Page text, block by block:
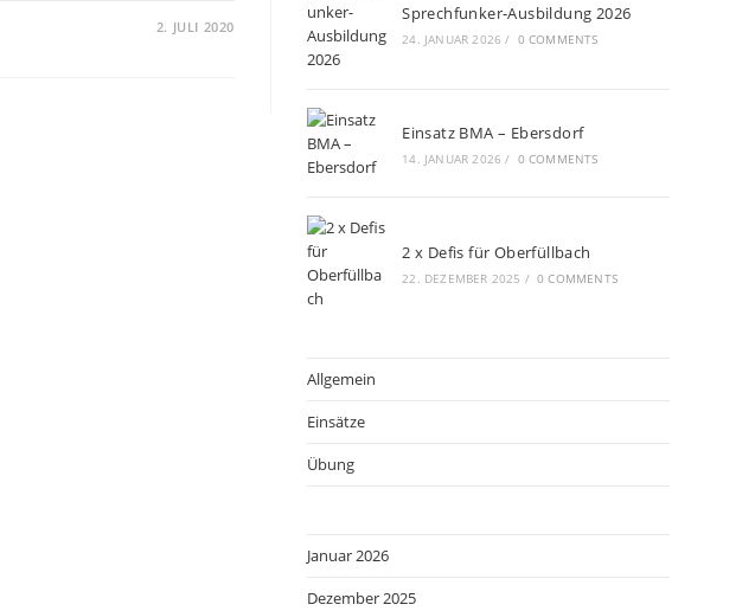
2. JULI 2020
Sprechfunker-Ausbildung 2026
24. JANUAR 2026 / 0 COMMENTS
Einsatz BMA – Ebersdorf
14. JANUAR 2026 / 0 COMMENTS
2 x Defis für Oberfüllbach
22. DEZEMBER 2025 / 0 COMMENTS
Allgemein
Einsätze
Übung
Januar 2026
Dezember 2025